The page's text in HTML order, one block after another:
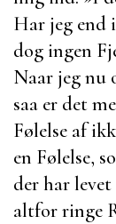
Har jeg end
dog ingen
Naar jeg nu
saa er det
Følelse af
en Følelse,
der har
altfor ringe